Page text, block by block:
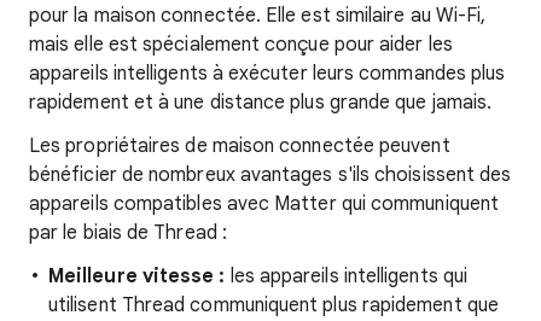
pour la maison connectée. Elle est similaire au Wi-Fi,
mais elle est spécialement conçue pour aider les
appareils intelligents à exécuter leurs commandes plus
rapidement et à une distance plus grande que jamais.
Les propriétaires de maison connectée peuvent
bénéficier de nombreux avantages s'ils choisissent des
appareils compatibles avec Matter qui communiquent
par le biais de Thread :
Meilleure vitesse : les appareils intelligents qui
utilisent Thread communiquent plus rapidement que